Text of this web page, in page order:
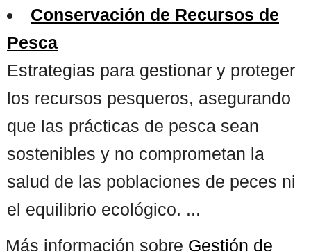
Conservación de Recursos de
Pesca
Estrategias para gestionar y proteger
los recursos pesqueros, asegurando
que las prácticas de pesca sean
sostenibles y no comprometan la
salud de las poblaciones de peces ni
el equilibrio ecológico. ...
Más información sobre Gestión de